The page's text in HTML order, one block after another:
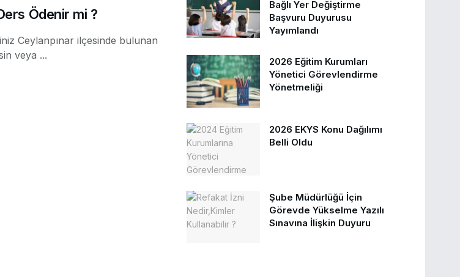
Ödenir mi ?
Ceylanpınar ilçesinde bulunan
veya ...
Bağlı Yer Değiştirme
Başvuru Duyurusu
Yayımlandı
2026 Eğitim Kurumları
Yönetici Görevlendirme
Yönetmeliği
2026 EKYS Konu Dağılımı
Belli Oldu
Şube Müdürlüğü İçin
Görevde Yükselme Yazılı
Sınavına İlişkin Duyuru